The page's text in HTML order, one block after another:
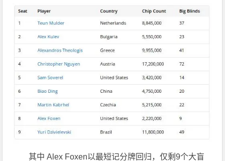
其中 Alex Foxen以最短记分牌回归，仅剩9个大盲